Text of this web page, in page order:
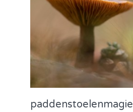
paddenstoelenmagie